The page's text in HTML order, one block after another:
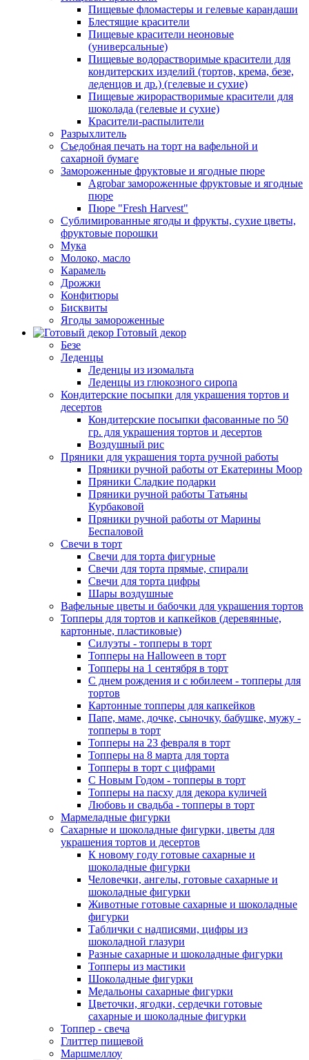
Пищевые фломастеры и гелевые карандаши
Блестящие красители
Пищевые красители неоновые
(универсальные)
Пищевые водорастворимые красители для
кондитерских изделий (тортов, крема, безе,
леденцов и др.) (гелевые и сухие)
Пищевые жирорастворимые красители для
шоколада (гелевые и сухие)
Красители-распылители
Разрыхлитель
Съедобная печать на торт на вафельной и
сахарной бумаге
Замороженные фруктовые и ягодные пюре
Agrobar замороженные фруктовые и ягодные
пюре
Пюре "Fresh Harvest"
Сублимированные ягоды и фрукты, сухие цветы,
фруктовые порошки
Мука
Молоко, масло
Карамель
Дрожжи
Конфитюры
Бисквиты
Ягоды замороженные
Готовый декор
Безе
Леденцы
Леденцы из изомальта
Леденцы из глюкозного сиропа
Кондитерские посыпки для украшения тортов и
десертов
Кондитерские посыпки фасованные по 50
гр. для украшения тортов и десертов
Воздушный рис
Пряники для украшения торта ручной работы
Пряники ручной работы от Екатерины Моор
Пряники Сладкие подарки
Пряники ручной работы Татьяны
Курбаковой
Пряники ручной работы от Марины
Беспаловой
Свечи в торт
Свечи для торта фигурные
Свечи для торта прямые, спирали
Свечи для торта цифры
Шары воздушные
Вафельные цветы и бабочки для украшения тортов
Топперы для тортов и капкейков (деревянные,
картонные, пластиковые)
Силуэты - топперы в торт
Топперы на Halloween в торт
Топперы на 1 сентября в торт
С днем рождения и с юбилеем - топперы для
тортов
Картонные топперы для капкейков
Папе, маме, дочке, сыночку, бабушке, мужу -
топперы в торт
Топперы на 23 февраля в торт
Топперы на 8 марта для торта
Топперы в торт с цифрами
С Новым Годом - топперы в торт
Топперы на пасху для декора куличей
Любовь и свадьба - топперы в торт
Мармеладные фигурки
Сахарные и шоколадные фигурки, цветы для
украшения тортов и десертов
К новому году готовые сахарные и
шоколадные фигурки
Человечки, ангелы, готовые сахарные и
шоколадные фигурки
Животные готовые сахарные и шоколадные
фигурки
Таблички с надписями, цифры из
шоколадной глазури
Разные сахарные и шоколадные фигурки
Топперы из мастики
Шоколадные фигурки
Медальоны сахарные фигурки
Цветочки, ягодки, сердечки готовые
сахарные и шоколадные фигурки
Топпер - свеча
Глиттер пищевой
Маршмеллоу